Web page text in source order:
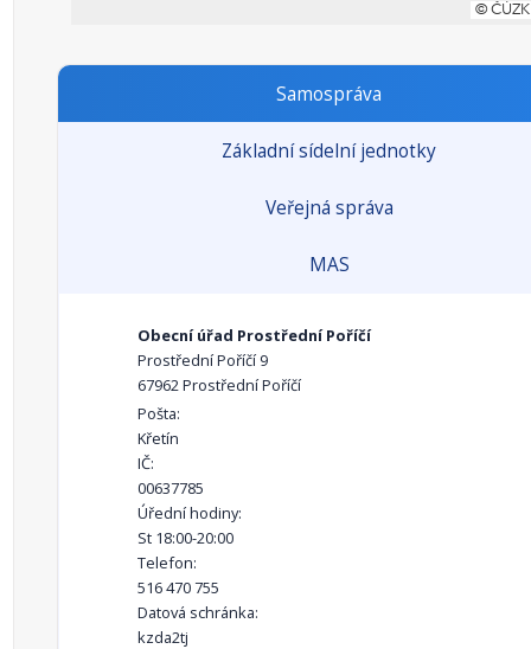
Samospráva
Základní sídelní jednotky
Veřejná správa
MAS
Obecní úřad Prostřední Poříčí
Prostřední Poříčí 9
67962 Prostřední Poříčí
Pošta:
Křetín
IČ:
00637785
Úřední hodiny:
St 18:00-20:00
Telefon:
516 470 755
Datová schránka:
kzda2tj